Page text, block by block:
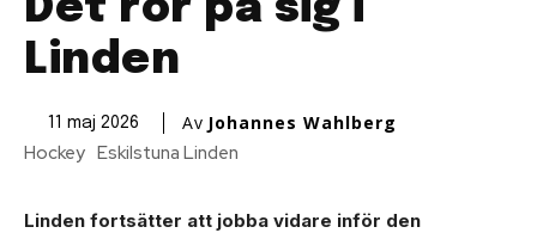
Det rör på sig i
Linden
11 maj 2026 Av Johannes Wahlberg
Hockey Eskilstuna Linden
Linden fortsätter att jobba vidare inför den